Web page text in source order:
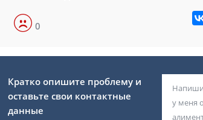
0
Кратко опишите проблему и
оставьте свои контактные
данные